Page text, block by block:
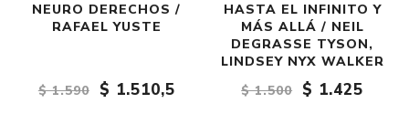
NEURO DERECHOS /
RAFAEL YUSTE
$ 1.590 $ 1.510,5
HASTA EL INFINITO Y
MÁS ALLÁ / NEIL
DEGRASSE TYSON,
LINDSEY NYX WALKER
$ 1.500
$ 1.425